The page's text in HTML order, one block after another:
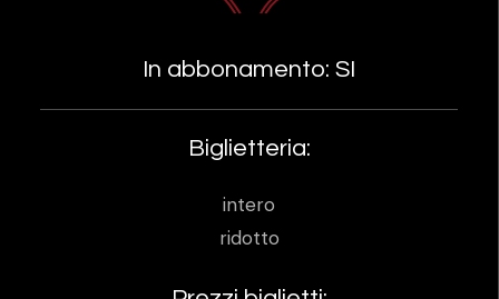
In abbonamento: SI
Biglietteria:
intero
ridotto